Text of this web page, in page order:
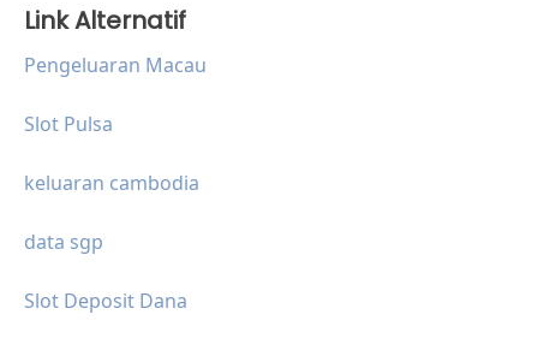
Link Alternatif
Pengeluaran Macau
Slot Pulsa
keluaran cambodia
data sgp
Slot Deposit Dana